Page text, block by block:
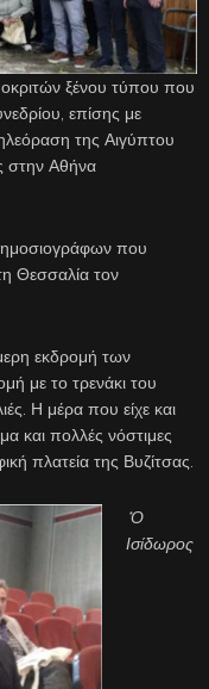
ξένου τύπου που
επίσης με
της Αιγύπτου
στην Αθήνα
δημοσιογράφων που
Θεσσαλία τον
εκδρομή των
με το τρενάκι του
Η μέρα που είχε και
και πολλές νόστιμες
πλατεία της Βυζίτσας.
*Ο
Ισίδωρος